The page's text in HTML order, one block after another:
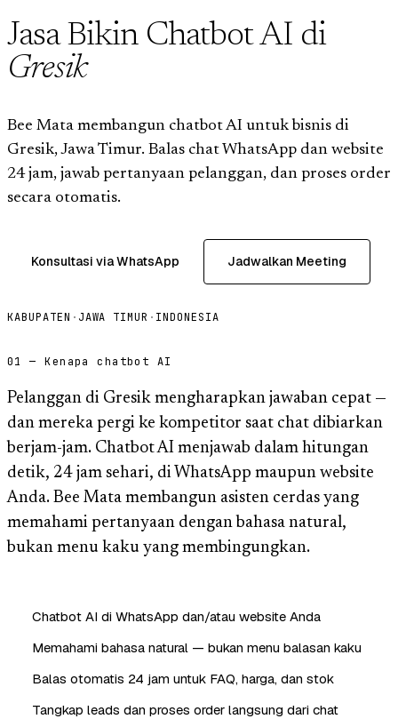
Jasa Bikin Chatbot AI di
Gresik
Bee Mata membangun chatbot AI untuk bisnis di
Gresik, Jawa Timur. Balas chat WhatsApp dan website
24 jam, jawab pertanyaan pelanggan, dan proses order
secara otomatis.
Konsultasi via WhatsApp Jadwalkan Meeting
KABUPATEN · JAWA TIMUR · INDONESIA
01 — Kenapa chatbot AI
Pelanggan di Gresik mengharapkan jawaban cepat —
dan mereka pergi ke kompetitor saat chat dibiarkan
berjam-jam. Chatbot AI menjawab dalam hitungan
detik, 24 jam sehari, di WhatsApp maupun website
Anda. Bee Mata membangun asisten cerdas yang
memahami pertanyaan dengan bahasa natural,
bukan menu kaku yang membingungkan.
Chatbot AI di WhatsApp dan/atau website Anda
Memahami bahasa natural — bukan menu balasan kaku
Balas otomatis 24 jam untuk FAQ, harga, dan stok
Tangkap leads dan proses order langsung dari chat